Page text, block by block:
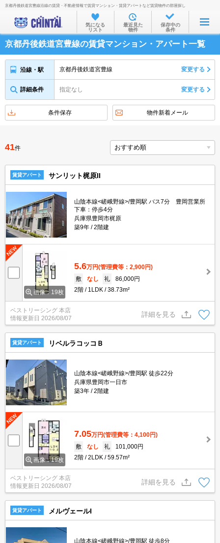
お部屋を探す
沿線・駅から
住所から
家賃相場から
物件特集から
不動産会社から
TOP
京都丹後鉄道宮豊線沿線の賃貸・不動産情報で賃貸マンション・賃貸アパートなど賃貸物件の部屋探し
気になる
リスト
最近見た
物件
保存中の
条件
京都丹後鉄道宮豊線の賃貸マンション・アパート一覧
沿線・駅 京都丹後鉄道宮豊線 変更する
詳細条件 指定なし 変更する
条件保存 物件新着メール
41件
賃貸アパート サンリット梶原II
山陰本線<嵯峨野線>/豊岡駅 バス7分 豊岡営業所
下車：停歩4分
兵庫県豊岡市梶原
築9年
2階建
画像：19枚
5.6万円(管理費等：2,900円)
敷
なし 礼
86,000円
2階
1LDK 38.73m²
ベストリーシング 本店
情報更新日 2026/08/07
詳細を見る
賃貸アパート リベルラコッコＢ
山陰本線<嵯峨野線>/豊岡駅 徒歩22分
兵庫県豊岡市一日市
築3年
2階建
画像：19枚
7.05万円(管理費等：4,100円)
敷
なし 礼
101,000円
2階
2LDK 59.57m²
ベストリーシング 本店
情報更新日 2026/08/07
詳細を見る
賃貸アパート メルヴェールI
山陰本線<嵯峨野線>/豊岡駅 徒歩8分